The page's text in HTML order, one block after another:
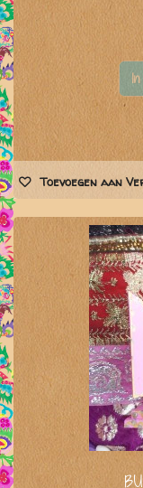
Toevoegen aan